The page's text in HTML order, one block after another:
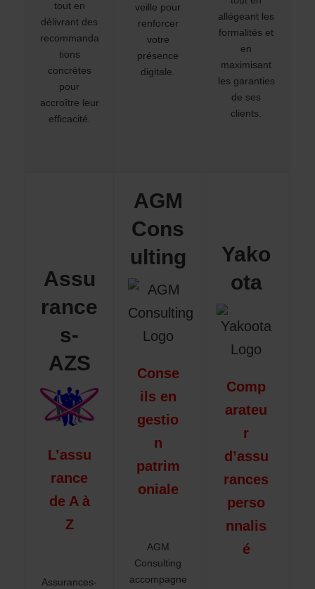
tout en
délivrant des
recommanda
tions
concrètes
pour
accroître leur
efficacité.
veille pour
renforcer
votre
présence
digitale.
allégeant les
formalités et
en
maximisant
les garanties
de ses
clients.
Assu
rance
s-
AZS
L’assu
rance
de A à
Z
Assurances-
AGM
Cons
ulting
Conse
ils en
gestio
n
patrim
oniale
AGM
Consulting
accompagne
Yako
ota
Comp
arateu
r
d’assu
rances
perso
nnalis
é